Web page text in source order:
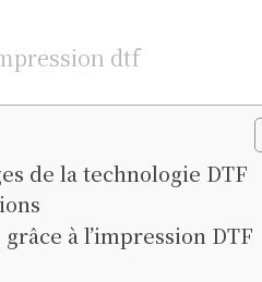
dtf
de la technologie DTF
à l’impression DTF